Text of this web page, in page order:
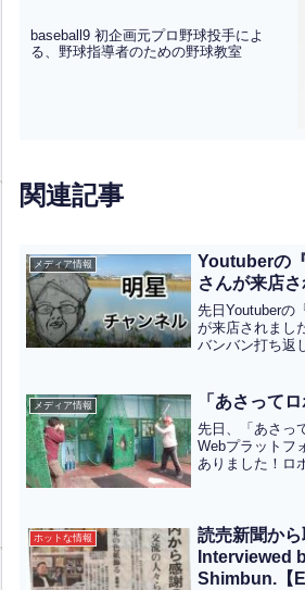
baseball9 初企画元プロ野球投手によ
る、野球指導者のための野球教室
関連記事
メディア情報
Youtuberの
さんが来店さ
先日Youtuberの
が来店されまし
バンバン打ち返
ありましたので
ホームランボ
メディア情報 「あさって
先日、「あさっ
Webプラットフ
ありました！ロ
は180km/...全文
ホットな情報
読売新聞から
Interviewed
Shimbun.【